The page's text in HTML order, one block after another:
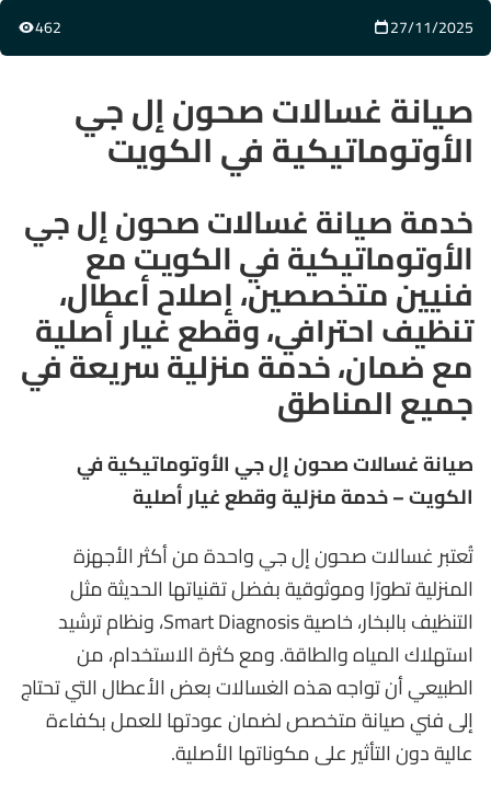
27/11/2025
462
صيانة غسالات صحون إل جي
الأوتوماتيكية في الكويت
خدمة صيانة غسالات صحون إل جي
الأوتوماتيكية في الكويت مع
فنيين متخصصين، إصلاح أعطال،
تنظيف احترافي، وقطع غيار أصلية
مع ضمان، خدمة منزلية سريعة في
جميع المناطق
صيانة غسالات صحون إل جي الأوتوماتيكية في
الكويت – خدمة منزلية وقطع غيار أصلية
تُعتبر غسالات صحون إل جي واحدة من أكثر الأجهزة
المنزلية تطورًا وموثوقية بفضل تقنياتها الحديثة مثل
التنظيف بالبخار، خاصية Smart Diagnosis، ونظام ترشيد
استهلاك المياه والطاقة. ومع كثرة الاستخدام، من
الطبيعي أن تواجه هذه الغسالات بعض الأعطال التي تحتاج
إلى فني صيانة متخصص لضمان عودتها للعمل بكفاءة
عالية دون التأثير على مكوناتها الأصلية.